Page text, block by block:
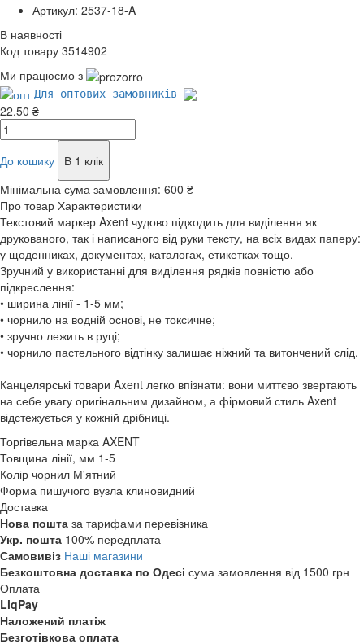
Артикул: 2537-18-A
В наявності
Код товару 3514902
Ми працюємо з
Для оптових замовників
22.50 ₴
До кошику
В 1 клік
Мінімальна сума замовлення: 600 ₴
Про товар Характеристики
Текстовий маркер Axent чудово підходить для виділення як
друкованого, так і написаного від руки тексту, на всіх видах паперу:
у щоденниках, документах, каталогах, етикетках тощо.
Зручний у використанні для виділення рядків повністю або
підкреслення:
• ширина лінії - 1-5 мм;
• чорнило на водній основі, не токсичне;
• зручно лежить в руці;
• чорнило пастельного відтінку залишає ніжний та витончений слід.
Канцелярські товари Axent легко впізнати: вони миттєво звертають
на себе увагу оригінальним дизайном, а фірмовий стиль Axent
відстежується у кожній дрібниці.
Торгівельна марка AXENT
Товщина лінії, мм 1-5
Колір чорнил М'ятний
Форма пишучого вузла клиновидний
Доставка
Нова пошта за тарифами перевізника
Укр. пошта 100% передплата
Самовивіз Наші магазини
Безкоштовна доставка по Одесі сума замовлення від 1500 грн
Оплата
LiqPay
Наложений платіж
Безготівкова оплата